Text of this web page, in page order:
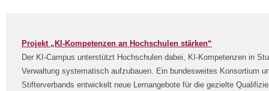
Projekt „KI-Kompetenzen an Hochschulen stärken“
Der KI-Campus unterstützt Hochschulen dabei, KI-Kompetenzen in
Verwaltung systematisch aufzubauen. Ein bundesweites Konsortium
Stifterverbands entwickelt neue Lernangebote für die gezielte